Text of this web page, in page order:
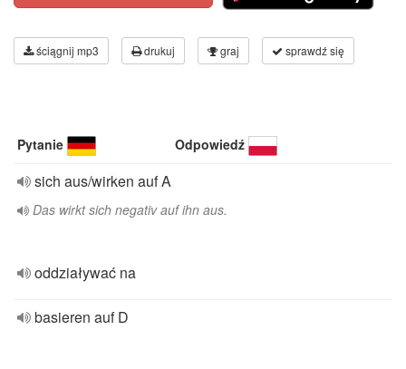
ściągnij mp3 drukuj graj sprawdź się
Pytanie Odpowiedź
sich aus/wirken auf A
Das wirkt sich negativ auf ihn aus.
oddziaływać na
basieren auf D